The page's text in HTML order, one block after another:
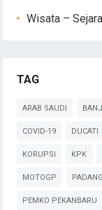
Wisata –
TAG
ARAB SAUDI
COVID-19 DUCATI
KORUPSI KPK
MOTOGP PADANG
PEMKO PEKANBARU